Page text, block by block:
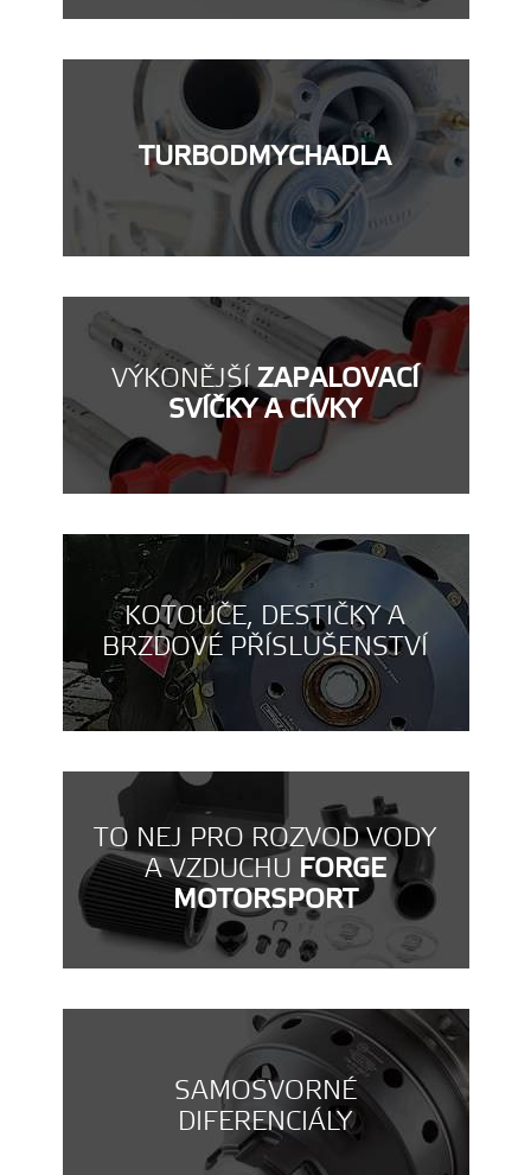
TURBODMYCHADLA
VÝKONĚJŠÍZAPALOVACÍ
SVÍČKY A CÍVKY
KOTOUČE, DESTIČKY A
BRZDOVÉ PŘÍSLUŠENSTVÍ
TO NEJ PRO ROZVOD VODY
A VZDUCHU FORGE
MOTORSPORT
SAMOSVORNÉ
DIFERENCIÁLY